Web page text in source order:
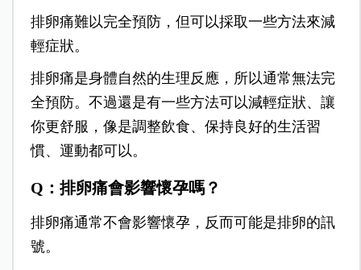
排卵痛難以完全預防，但可以採取一些方法來減
輕症狀。
排卵痛是身體自然的生理反應，所以通常無法完
全預防。不過還是有一些方法可以減輕症狀、讓
你更舒服，像是調整飲食、保持良好的生活習
慣、運動都可以。
Q：排卵痛會影響懷孕嗎？
排卵痛通常不會影響懷孕，反而可能是排卵的訊
號。